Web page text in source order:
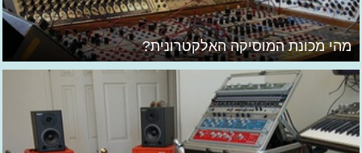
מהי מכונת המוסיקה האלקטרונית?